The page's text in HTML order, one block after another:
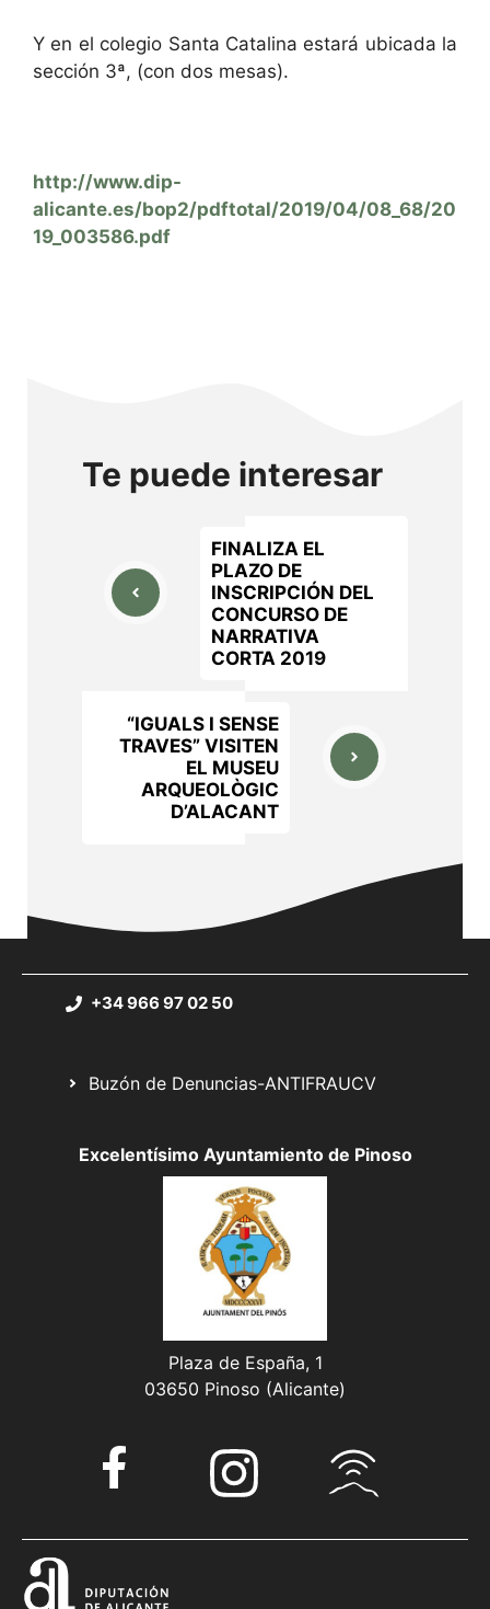
Y en el colegio Santa Catalina estará ubicada la
sección 3ª, (con dos mesas).
http://www.dip-
alicante.es/bop2/pdftotal/2019/04/08_68/20
19_003586.pdf
Te puede interesar
FINALIZA EL
PLAZO DE
INSCRIPCIÓN DEL
CONCURSO DE
NARRATIVA
CORTA 2019
“IGUALS I SENSE
TRAVES” VISITEN
EL MUSEU
ARQUEOLÒGIC
D’ALACANT
+34 966 97 02 50
Buzón de Denuncias-ANTIFRAUCV
Excelentísimo Ayuntamiento de Pinoso
Plaza de España, 1
03650 Pinoso (Alicante)